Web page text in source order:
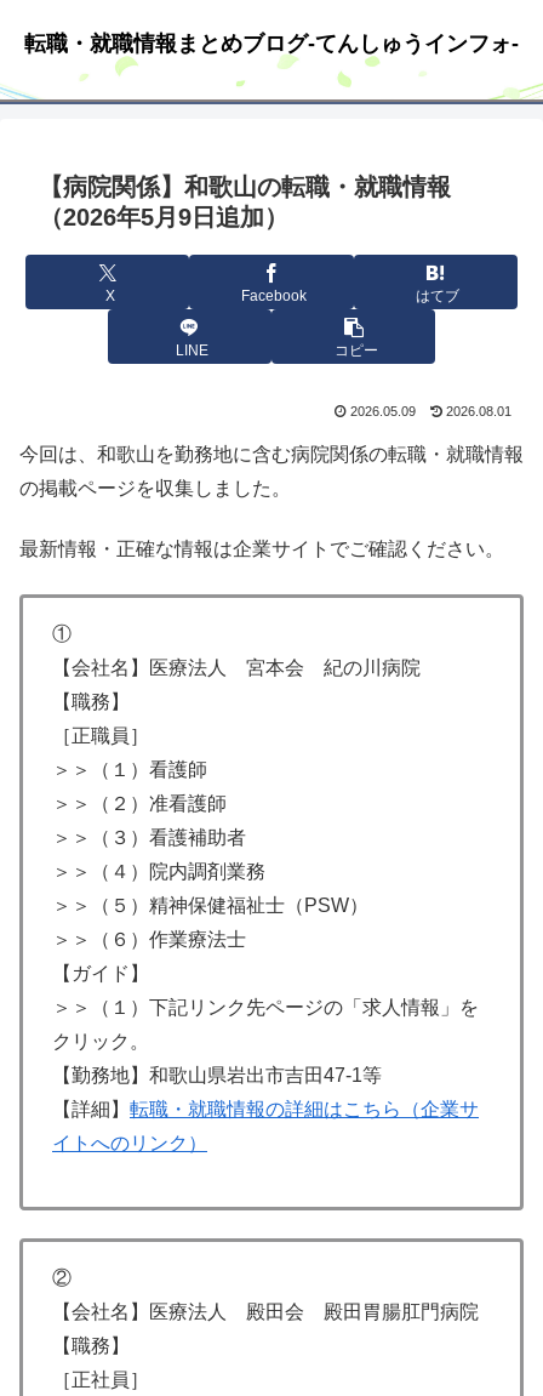
転職・就職情報まとめブログ-てんしゅうインフォ-
【病院関係】和歌山の転職・就職情報
（2026年5月9日追加）
X Facebook はてブ
LINE コピー
2026.05.09 2026.08.01
今回は、和歌山を勤務地に含む病院関係の転職・就職情報
の掲載ページを収集しました。
最新情報・正確な情報は企業サイトでご確認ください。
①
【会社名】医療法人 宮本会 紀の川病院
【職務】
［正職員］
＞＞（１）看護師
＞＞（２）准看護師
＞＞（３）看護補助者
＞＞（４）院内調剤業務
＞＞（５）精神保健福祉士（PSW）
＞＞（６）作業療法士
【ガイド】
＞＞（１）下記リンク先ページの「求人情報」を
クリック。
【勤務地】和歌山県岩出市吉田47-1等
【詳細】 転職・就職情報の詳細はこちら（企業サ
イトへのリンク）
②
【会社名】医療法人 殿田会 殿田胃腸肛門病院
【職務】
［正社員］